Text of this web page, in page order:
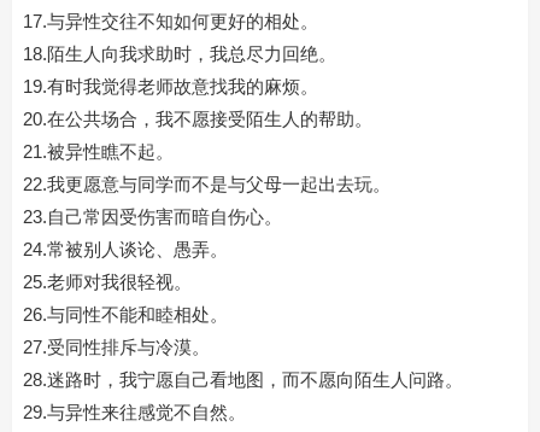
17.与异性交往不知如何更好的相处。
18.陌生人向我求助时，我总尽力回绝。
19.有时我觉得老师故意找我的麻烦。
20.在公共场合，我不愿接受陌生人的帮助。
21.被异性瞧不起。
22.我更愿意与同学而不是与父母一起出去玩。
23.自己常因受伤害而暗自伤心。
24.常被别人谈论、愚弄。
25.老师对我很轻视。
26.与同性不能和睦相处。
27.受同性排斥与冷漠。
28.迷路时，我宁愿自己看地图，而不愿向陌生人问路。
29.与异性来往感觉不自然。